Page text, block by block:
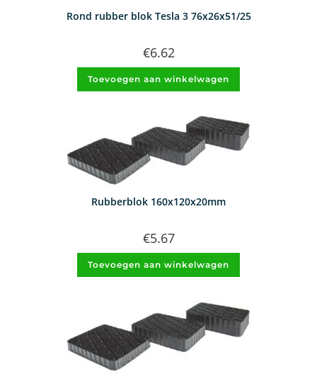
Rond rubber blok Tesla 3 76x26x51/25
€6.62
Toevoegen aan winkelwagen
Rubberblok 160x120x20mm
€5.67
Toevoegen aan winkelwagen